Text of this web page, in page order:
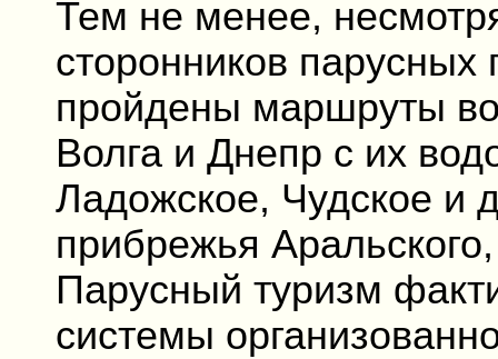
Тем не менее,
сторонников
пройдены маршруты
Волга и Днепр с их
Ладожское, Чудское и
прибрежья
Парусный туризм
системы